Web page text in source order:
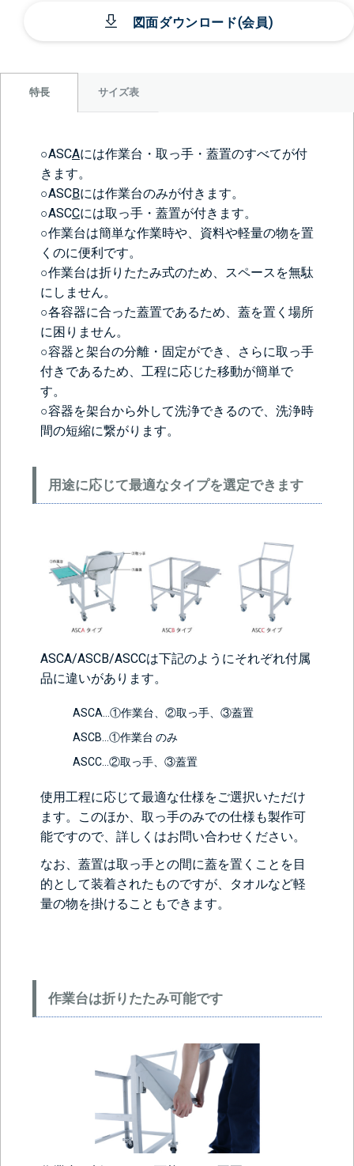
図面ダウンロード(会員)
特長 サイズ表
○ASCAには作業台・取っ手・蓋置のすべてが付
きます。
○ASCBには作業台のみが付きます。
○ASCCには取っ手・蓋置が付きます。
○作業台は簡単な作業時や、資料や軽量の物を置
くのに便利です。
○作業台は折りたたみ式のため、スペースを無駄
にしません。
○各容器に合った蓋置であるため、蓋を置く場所
に困りません。
○容器と架台の分離・固定ができ、さらに取っ手
付きであるため、工程に応じた移動が簡単で
す。
○容器を架台から外して洗浄できるので、洗浄時
間の短縮に繋がります。
用途に応じて最適なタイプを選定できます
ASCA/ASCB/ASCCは下記のようにそれぞれ付属
品に違いがあります。
ASCA…①作業台、②取っ手、③蓋置
ASCB…①作業台 のみ
ASCC…②取っ手、③蓋置
使用工程に応じて最適な仕様をご選択いただけ
ます。このほか、取っ手のみでの仕様も製作可
能ですので、詳しくはお問い合わせください。
なお、蓋置は取っ手との間に蓋を置くことを目
的として装着されたものですが、タオルなど軽
量の物を掛けることもできます。
作業台は折りたたみ可能です